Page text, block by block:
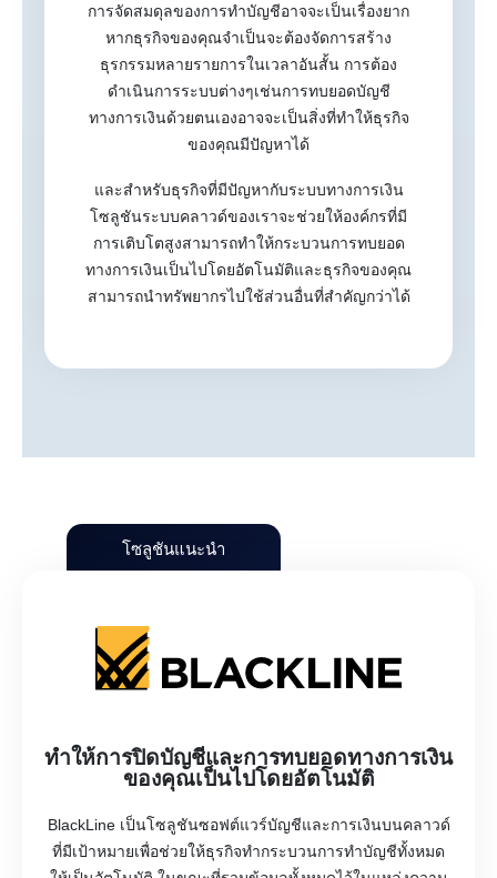
การจัดสมดุลของการทำบัญชีอาจจะเป็นเรื่องยาก
หากธุรกิจของคุณจำเป็นจะต้องจัดการสร้าง
ธุรกรรมหลายรายการในเวลาอันสั้น การต้อง
ดำเนินการระบบต่างๆเช่นการทบยอดบัญชี
ทางการเงินด้วยตนเองอาจจะเป็นสิ่งที่ทำให้ธุรกิจ
ของคุณมีปัญหาได้
และสำหรับธุรกิจที่มีปัญหากับระบบทางการเงิน
โซลูชันระบบคลาวด์ของเราจะช่วยให้องค์กรที่มี
การเติบโตสูงสามารถทำให้กระบวนการทบยอด
ทางการเงินเป็นไปโดยอัตโนมัติและธุรกิจของคุณ
สามารถนำทรัพยากรไปใช้ส่วนอื่นที่สำคัญกว่าได้
โซลูชันแนะนำ
ทำให้การปิดบัญชีและการทบยอดทางการเงิน
ของคุณเป็นไปโดยอัตโนมัติ
BlackLine เป็นโซลูชันซอฟต์แวร์บัญชีและการเงินบนคลาวด์
ที่มีเป้าหมายเพื่อช่วยให้ธุรกิจทำกระบวนการทำบัญชีทั้งหมด